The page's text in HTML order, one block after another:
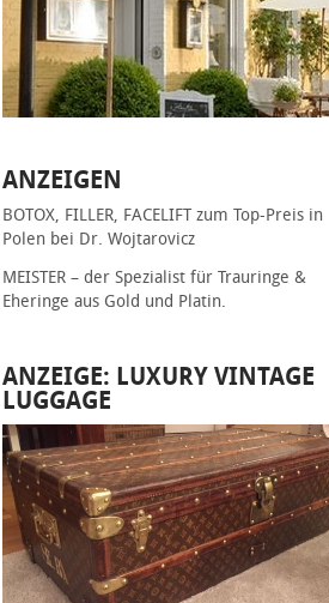
ANZEIGEN
BOTOX, FILLER, FACELIFT zum Top-Preis in
Polen bei Dr. Wojtarovicz
MEISTER – der Spezialist für Trauringe &
Eheringe aus Gold und Platin.
ANZEIGE: LUXURY VINTAGE
LUGGAGE